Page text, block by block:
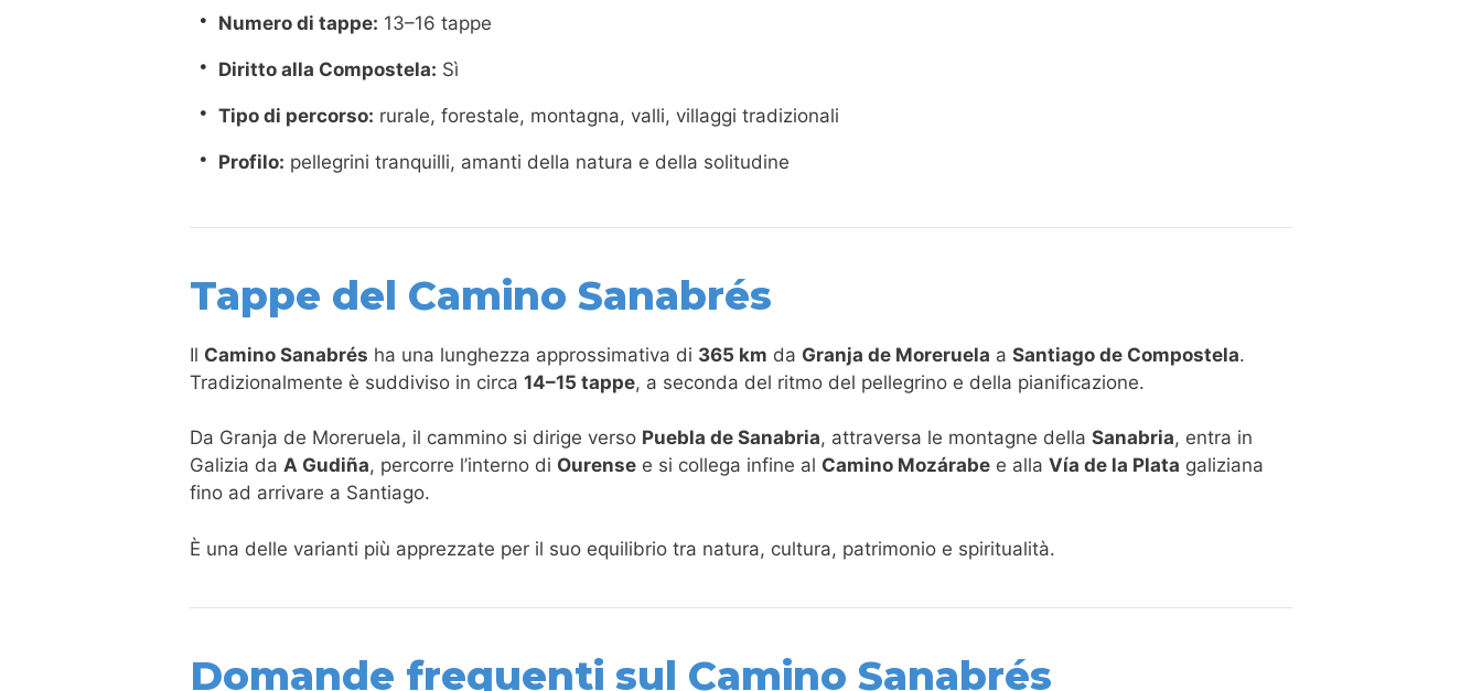
Numero di tappe: 13–16 tappe
Diritto alla Compostela: Sì
Tipo di percorso: rurale, forestale, montagna, valli, villaggi tradizionali
Profilo: pellegrini tranquilli, amanti della natura e della solitudine
Tappe del Camino Sanabrés
Il Camino Sanabrés ha una lunghezza approssimativa di 365 km da Granja de Moreruela a Santiago de Compostela.
Tradizionalmente è suddiviso in circa 14–15 tappe, a seconda del ritmo del pellegrino e della pianificazione.
Da Granja de Moreruela, il cammino si dirige verso Puebla de Sanabria, attraversa le montagne della Sanabria, entra in
Galizia da A Gudiña, percorre l’interno di Ourense e si collega infine al Camino Mozárabe e alla Vía de la Plata galiziana
fino ad arrivare a Santiago.
È una delle varianti più apprezzate per il suo equilibrio tra natura, cultura, patrimonio e spiritualità.
Domande frequenti sul Camino Sanabrés